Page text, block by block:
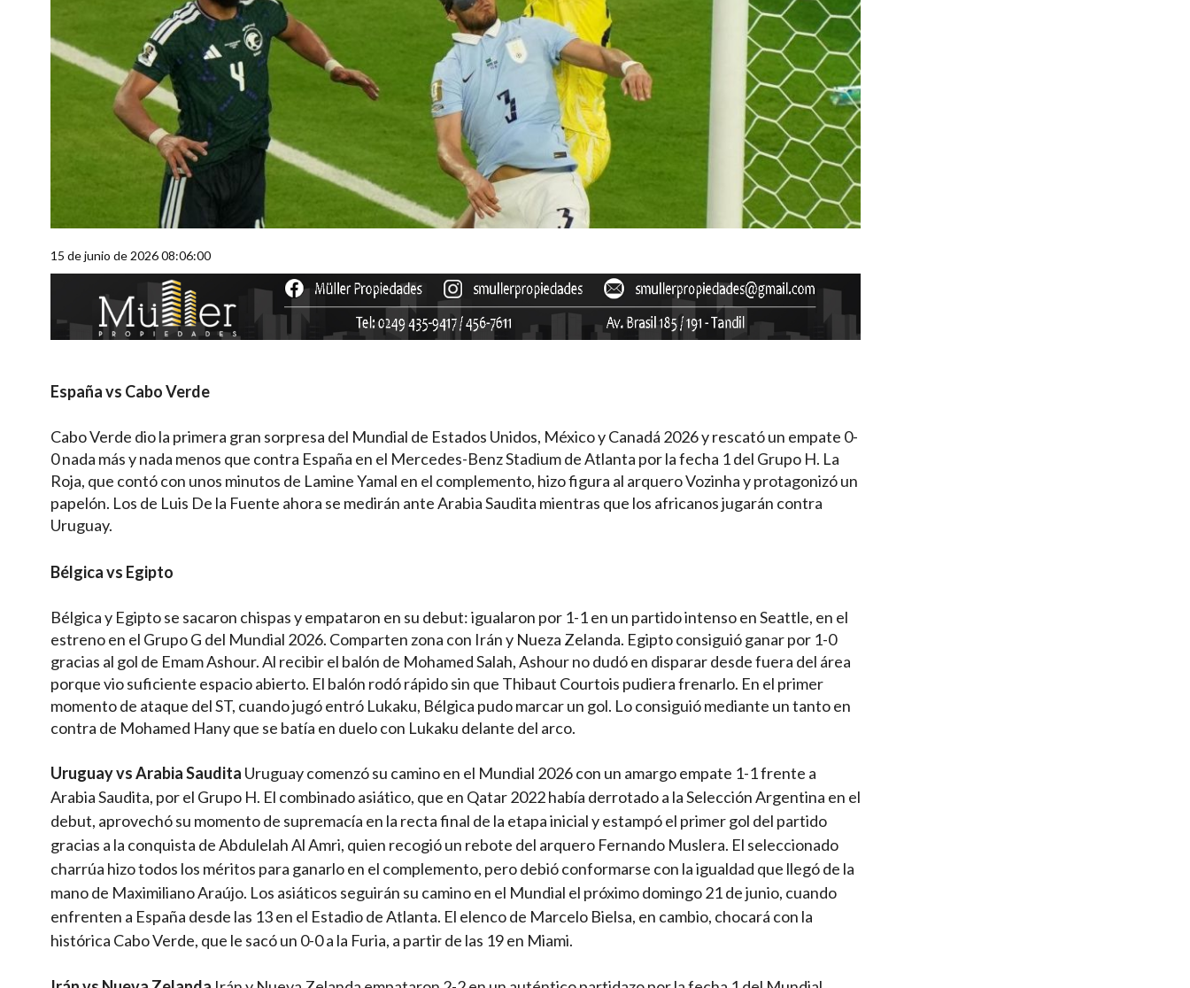
15 de junio de 2026 08:06:00
España vs Cabo Verde
Cabo Verde dio la primera gran sorpresa del Mundial de Estados Unidos, México y Canadá 2026 y rescató un empate 0-
0 nada más y nada menos que contra España en el Mercedes-Benz Stadium de Atlanta por la fecha 1 del Grupo H. La
Roja, que contó con unos minutos de Lamine Yamal en el complemento, hizo figura al arquero Vozinha y protagonizó un
papelón. Los de Luis De la Fuente ahora se medirán ante Arabia Saudita mientras que los africanos jugarán contra
Uruguay.
Bélgica vs Egipto
Bélgica y Egipto se sacaron chispas y empataron en su debut: igualaron por 1-1 en un partido intenso en Seattle, en el
estreno en el Grupo G del Mundial 2026. Comparten zona con Irán y Nueza Zelanda. Egipto consiguió ganar por 1-0
gracias al gol de Emam Ashour. Al recibir el balón de Mohamed Salah, Ashour no dudó en disparar desde fuera del área
porque vio suficiente espacio abierto. El balón rodó rápido sin que Thibaut Courtois pudiera frenarlo. En el primer
momento de ataque del ST, cuando jugó entró Lukaku, Bélgica pudo marcar un gol. Lo consiguió mediante un tanto en
contra de Mohamed Hany que se batía en duelo con Lukaku delante del arco.
Uruguay vs Arabia Saudita Uruguay comenzó su camino en el Mundial 2026 con un amargo empate 1-1 frente a
Arabia Saudita, por el Grupo H. El combinado asiático, que en Qatar 2022 había derrotado a la Selección Argentina en el
debut, aprovechó su momento de supremacía en la recta final de la etapa inicial y estampó el primer gol del partido
gracias a la conquista de Abdulelah Al Amri, quien recogió un rebote del arquero Fernando Muslera. El seleccionado
charrúa hizo todos los méritos para ganarlo en el complemento, pero debió conformarse con la igualdad que llegó de la
mano de Maximiliano Araújo. Los asiáticos seguirán su camino en el Mundial el próximo domingo 21 de junio, cuando
enfrenten a España desde las 13 en el Estadio de Atlanta. El elenco de Marcelo Bielsa, en cambio, chocará con la
histórica Cabo Verde, que le sacó un 0-0 a la Furia, a partir de las 19 en Miami.